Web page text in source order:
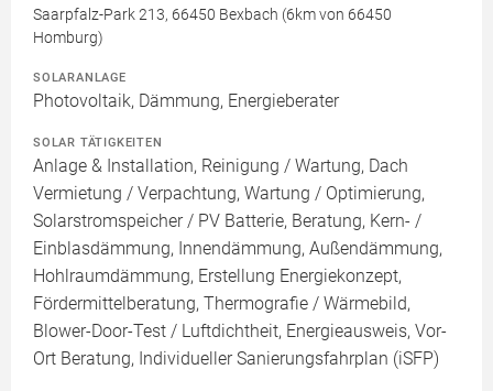
Saarpfalz-Park 213, 66450 Bexbach (6km von 66450
Homburg)
SOLARANLAGE
Photovoltaik, Dämmung, Energieberater
SOLAR TÄTIGKEITEN
Anlage & Installation, Reinigung / Wartung, Dach
Vermietung / Verpachtung, Wartung / Optimierung,
Solarstromspeicher / PV Batterie, Beratung, Kern- /
Einblasdämmung, Innendämmung, Außendämmung,
Hohlraumdämmung, Erstellung Energiekonzept,
Fördermittelberatung, Thermografie / Wärmebild,
Blower-Door-Test / Luftdichtheit, Energieausweis, Vor-
Ort Beratung, Individueller Sanierungsfahrplan (iSFP)